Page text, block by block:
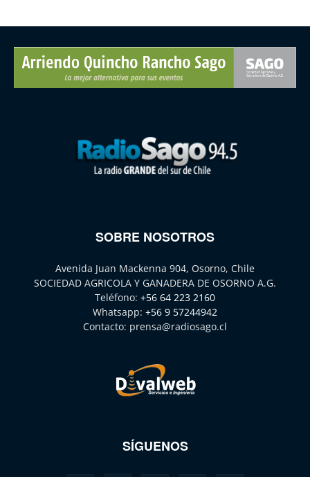
SOBRE NOSOTROS
Avenida Juan Mackenna 904, Osorno, Chile
SOCIEDAD AGRICOLA Y GANADERA DE OSORNO A.G.
Teléfono: +56 64 223 2160
Whatsapp: +56 9 57244942
Contacto: prensa@radiosago.cl
SÍGUENOS